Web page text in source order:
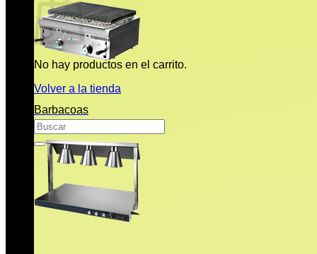
No hay productos en el carrito.
Volver a la tienda
Buscar
por:
Barbacoas